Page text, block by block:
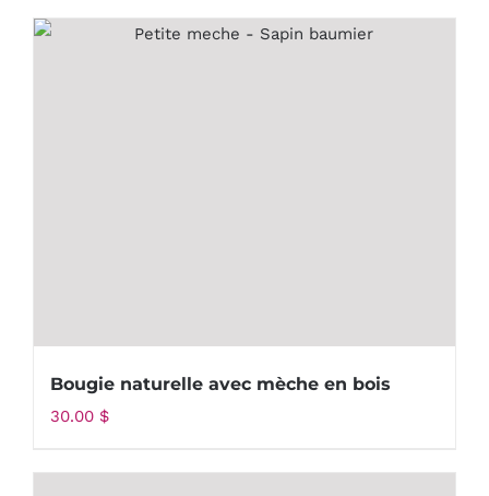
Bougie naturelle avec mèche en bois
30.00 $